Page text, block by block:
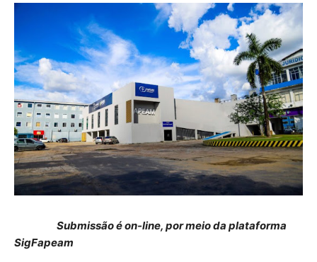
Submissão é on-line, por meio da plataforma
SigFapeam